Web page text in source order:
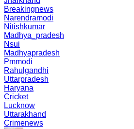
Breakingnews
Narendramodi
Nitishkumar
Madhya_pradesh
Nsui
Madhyapradesh
Pmmodi
Rahulgandhi
Uttarpradesh
Haryana
Cricket
Lucknow
Uttarakhand
Crimenews